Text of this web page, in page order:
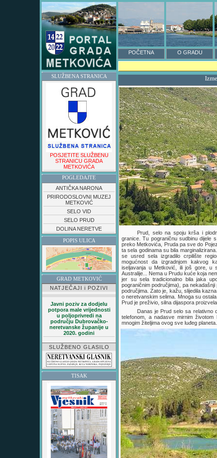
POČETNA O GRADU
SLUŽBENA STRANICA
POSJETITE SLUŽBENU
STRANICU GRADA
METKOVIĆA
POGLEDAJTE
ANTIČKA NARONA
PRIRODOSLOVNI MUZEJ
METKOVIĆ
SELO VID
SELO PRUD
DOLINA NERETVE
POPIS ULICA
GRAD METKOVIĆ
NATJEČAJI i POZIVI
Javni poziv za dodjelu
potpora male vrijednosti
u poljoprivredi na
području Dubrovačko-
neretvanske županije u
2020. godini
SLUŽBENO GLASILO
TISAK
Prud, selo na spoju krša i
granice. Tu pograničnu sudbinu dijele
preko Metkovića, Pruda pa sve do
ta sela godinama su bila
se usred sela izgradilo crpilište
mogućnost da izgradnjom kakvog
iseljavanja u Metković, ili još gore, u
Australije... Nema u Prudu kuće koja
jer su sela tradicionalno bila jaka
pograničnim područjima), pa
područjima. Zato je, kažu, slijedila
o neretvanskim selima. Mnoga su
Prud je preživio, silna dijaspora
Danas je Prud selo sa relativno
telefonom, a nadasve mirnim
mnogim žiteljima ovog sve luđeg planeta.